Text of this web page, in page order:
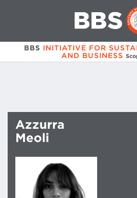
BBS INITIATIVE FOR
AND BUSINESS
Azzurra
Meoli